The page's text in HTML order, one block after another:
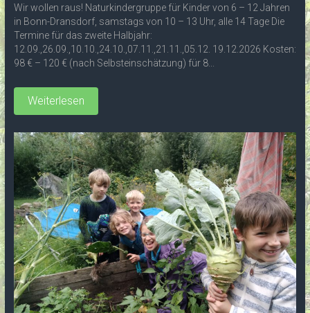
Wir wollen raus! Naturkindergruppe für Kinder von 6 – 12 Jahren
in Bonn-Dransdorf, samstags von 10 – 13 Uhr, alle 14 Tage Die
Termine für das zweite Halbjahr:
12.09.,26.09.,10.10.,24.10.,07.11.,21.11.,05.12. 19.12.2026 Kosten:
98 € – 120 € (nach Selbsteinschätzung) für 8...
Weiterlesen